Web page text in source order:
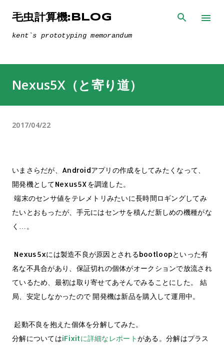
スキップしてメイン コンテンツに移動
毛虫計算機:BLOG
kent`s prototyping memorandum
Nexus5X（と寄り道）
2017/04/22
いまさらだが、Androidアプリの作成をしてみたくなって、
開発機としてNexus5Xを調達した。
端末のセンサ値をテレメトリみたいに長時間ロギングしてみ
たいとおもったが、手元にはセンサを積んだ新しめの機種がな
く…。
Nexus5xには製造不良が原因とされるbootloopといった有
名な不具合があり、保証切れの個体がオークションで放流され
ているため、最初は取り寄せてあそんでみることにした。 結
局、安定しなかったので 開発機は新品を購入して運用中。
起動不良を抱えた個体を分解してみた。
分解についてはiFixitに詳細なレポートがある。分解はプラス